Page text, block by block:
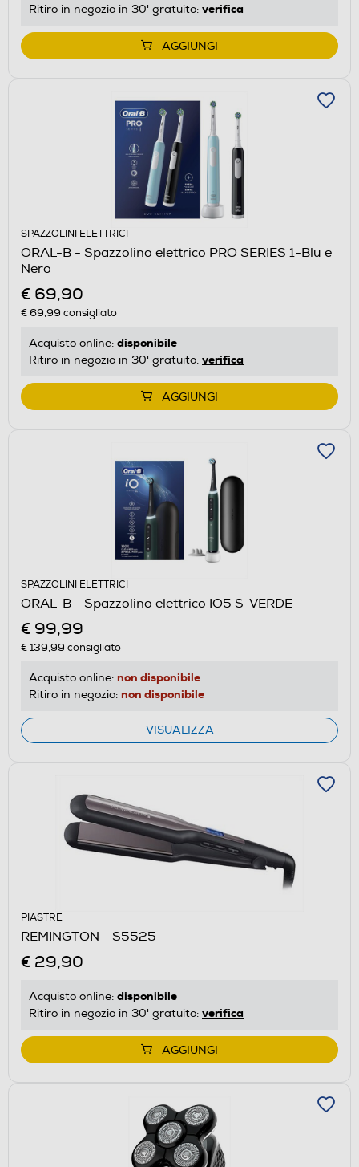
Ritiro in negozio in 30' gratuito: verifica
AGGIUNGI
SPAZZOLINI ELETTRICI
ORAL-B - Spazzolino elettrico PRO SERIES 1-Blu e
Nero
€ 69,90
€ 69,99 consigliato
Acquisto online: disponibile
Ritiro in negozio in 30' gratuito: verifica
AGGIUNGI
SPAZZOLINI ELETTRICI
ORAL-B - Spazzolino elettrico IO5 S-VERDE
€ 99,99
€ 139,99 consigliato
Acquisto online: non disponibile
Ritiro in negozio: non disponibile
VISUALIZZA
PIASTRE
REMINGTON - S5525
€ 29,90
Acquisto online: disponibile
Ritiro in negozio in 30' gratuito: verifica
AGGIUNGI